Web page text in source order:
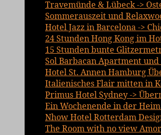
Travemünde & Lübeck ->
Sommerauszeit und
Hotel Jazz in Barcelona ->
24 Stunden Hong Kong im
15 Stunden bunte
Sol Barbacan Apartment
Hotel St. Annen Hamburg
Italienisches Flair mitten in
Primus Hotel Sydney ->
Ein Wochenende in der
Nhow Hotel Rotterdam
The Room with no view